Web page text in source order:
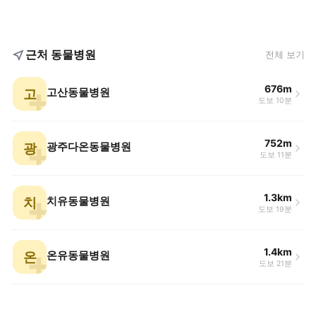
근처 동물병원 전체 보기
고 고산동물병원 676m
도보 10분
광 광주다온동물병원 752m
도보 11분
치 치유동물병원 1.3km
도보 19분
온 온유동물병원 1.4km
도보 21분